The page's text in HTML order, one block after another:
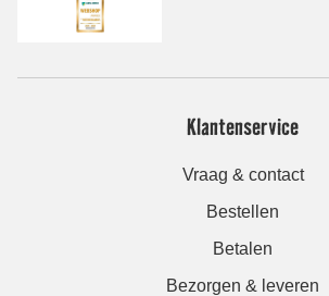
Klantenservice
Vraag & contact
Bestellen
Betalen
Bezorgen & leveren